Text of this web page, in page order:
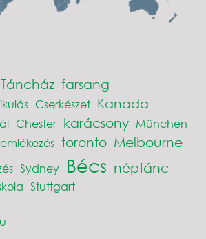
Táncház farsang
Cserkészet Kanada
Chester karácsony München
toronto Melbourne
Sydney Bécs néptánc
Stuttgart